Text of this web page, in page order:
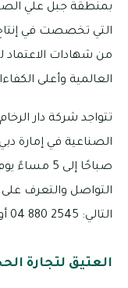
بمنطقة جبل علي
التي تخصصت في
من شهادات الاعتماد
العالمية وأعلى
تتواجد شركة دار
صباحًا إلى
التواصل والتعرف
التالي: 2545 880 04 أو 1942 880 04
العتيق لتجارة